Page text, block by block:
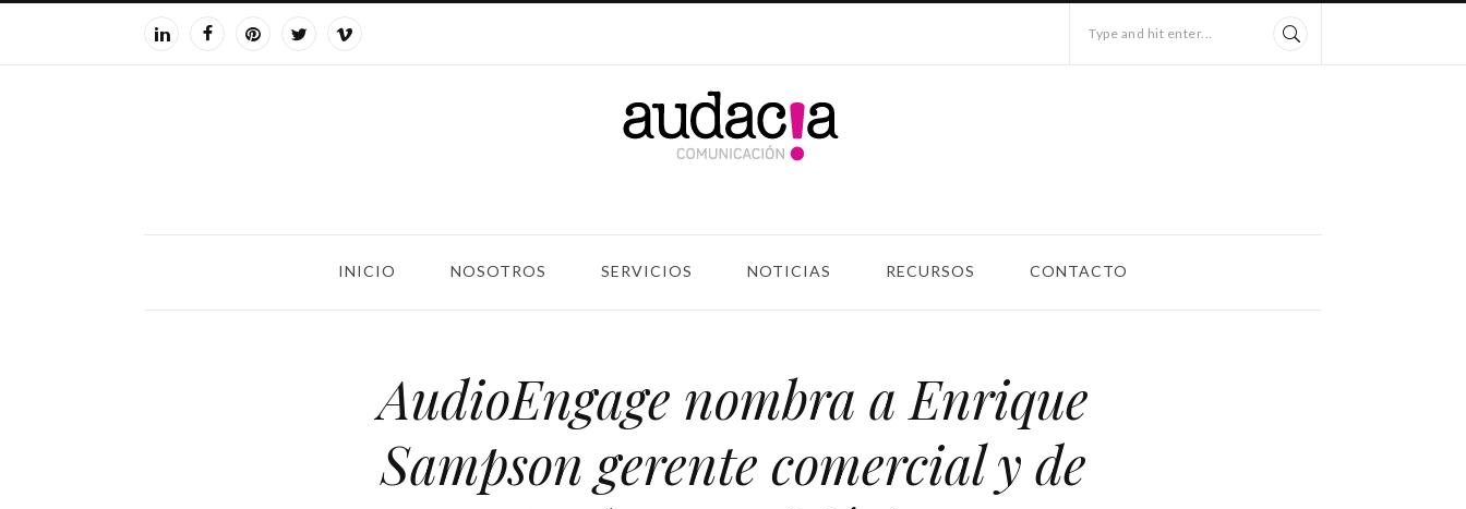
Type and hit enter...
INICIO NOSOTROS SERVICIOS NOTICIAS RECURSOS CONTACTO
AudioEngage nombra a Enrique
Sampson gerente comercial y de